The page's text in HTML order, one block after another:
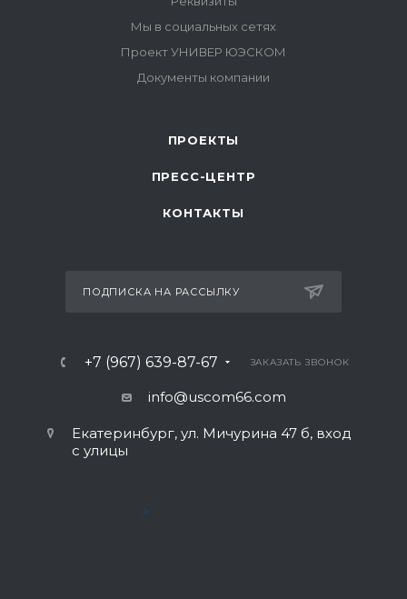
ПРОЕКТЫ
ПРЕСС-ЦЕНТР
КОНТАКТЫ
ПОДПИСКА НА РАССЫЛКУ
+7 (967) 639-87-67 ЗАКАЗАТЬ ЗВОНОК
info@uscom66.com
Екатеринбург, ул. Мичурина 47 б, вход
с улицы
>